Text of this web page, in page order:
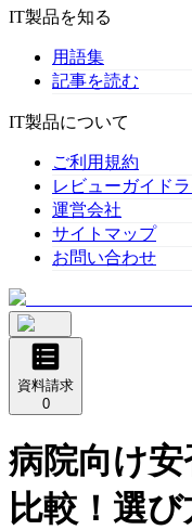
IT製品を知る
用語集
記事を読む
IT製品について
ご利用規約
レビューガイド
運営会社
サイトマップ
お問い合わせ
資料請求
0
病院向け
比較！選